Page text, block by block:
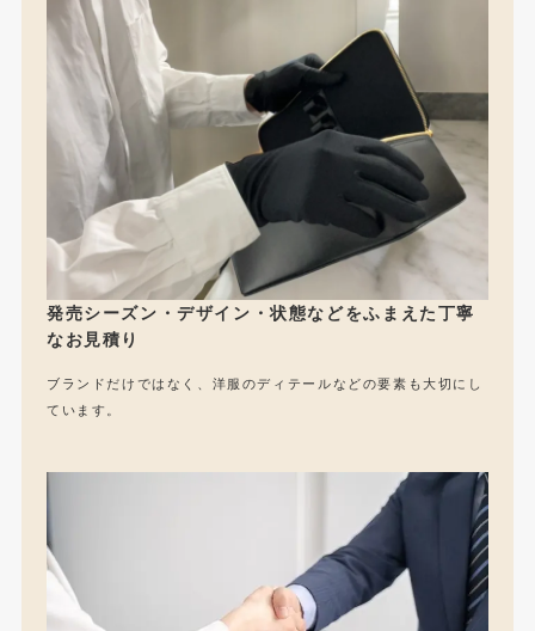
発売シーズン・デザイン・状態などをふまえた丁寧
なお見積り
ブランドだけではなく、洋服のディテールなどの要素も大切にし
ています。